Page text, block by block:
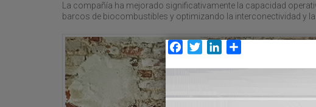
La compañía ha mejorado significativamente la capacidad
barcos de biocombustibles y optimizando la interconectividad y
Facebook
TwitterLinkedIn